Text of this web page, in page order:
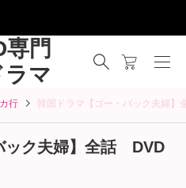
門
マ
カ行 韓国ドラマ【ゴー・バック夫婦
ック夫婦】全話 DVD